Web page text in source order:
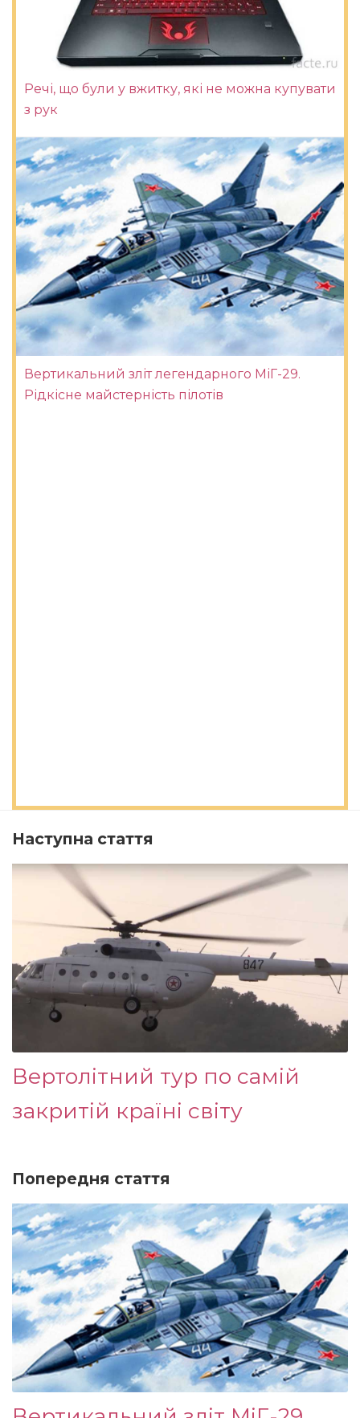
Речі, що були у вжитку, які не можна купувати
з рук
Вертикальний зліт легендарного МіГ-29.
Рідкісне майстерність пілотів
Наступна стаття
Вертолітний тур по самій
закритій країні світу
Попередня стаття